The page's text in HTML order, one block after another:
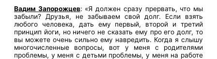
Вадим Запорожцев: «Я должен сразу прервать, что мы
забыли? Друзья, не забываем свой долг. Если взять
любого человека, дать ему первый, второй и третий
принцип йоги, но ничего не сказать ему про его долг, то
вы можете очень сильно ему навредить. Когда я слышу
многочисленные вопросы, вот у меня с родителями
проблемы, у меня с детьми проблемы, у меня на работе